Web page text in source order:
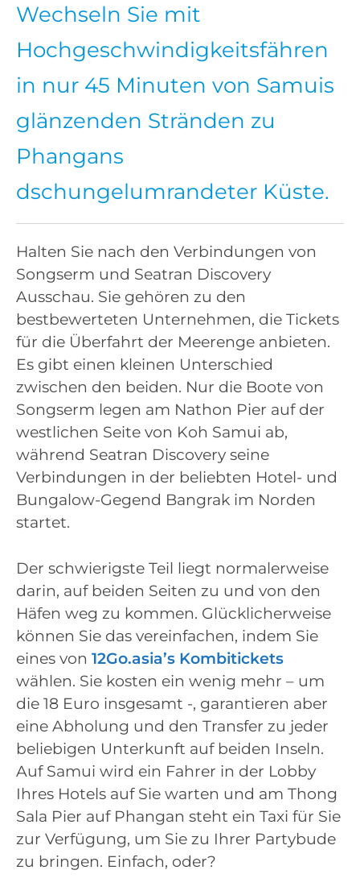
Wechseln Sie mit
Hochgeschwindigkeitsfähren
in nur 45 Minuten von Samuis
glänzenden Stränden zu
Phangans
dschungelumrandeter Küste.
Halten Sie nach den Verbindungen von
Songserm und Seatran Discovery
Ausschau. Sie gehören zu den
bestbewerteten Unternehmen, die Tickets
für die Überfahrt der Meerenge anbieten.
Es gibt einen kleinen Unterschied
zwischen den beiden. Nur die Boote von
Songserm legen am Nathon Pier auf der
westlichen Seite von Koh Samui ab,
während Seatran Discovery seine
Verbindungen in der beliebten Hotel- und
Bungalow-Gegend Bangrak im Norden
startet.
Der schwierigste Teil liegt normalerweise
darin, auf beiden Seiten zu und von den
Häfen weg zu kommen. Glücklicherweise
können Sie das vereinfachen, indem Sie
eines von 12Go.asia’s Kombitickets
wählen. Sie kosten ein wenig mehr – um
die 18 Euro insgesamt -, garantieren aber
eine Abholung und den Transfer zu jeder
beliebigen Unterkunft auf beiden Inseln.
Auf Samui wird ein Fahrer in der Lobby
Ihres Hotels auf Sie warten und am Thong
Sala Pier auf Phangan steht ein Taxi für Sie
zur Verfügung, um Sie zu Ihrer Partybude
zu bringen. Einfach, oder?